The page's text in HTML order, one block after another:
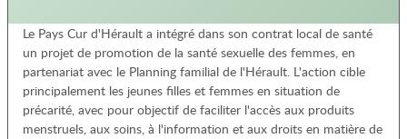
Le Pays Cur d'Hérault a intégré dans son contrat local de santé
un projet de promotion de la santé sexuelle des femmes, en
partenariat avec le Planning familial de l'Hérault. L'action cible
principalement les jeunes filles et femmes en situation de
précarité, avec pour objectif de faciliter l'accès aux produits
menstruels, aux soins, à l'information et aux droits en matière de